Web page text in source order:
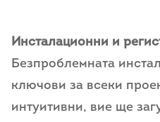
Инсталационни и
Безпроблемната
ключови за всеки
интуитивни, вие ще